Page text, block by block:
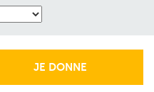
JE DONNE